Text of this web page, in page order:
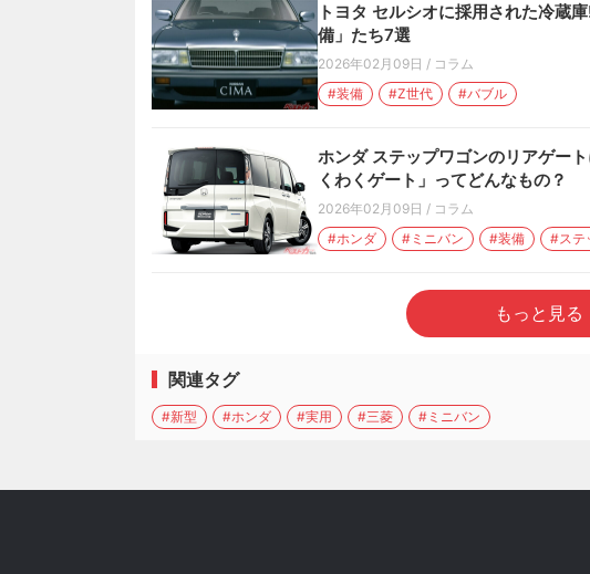
トヨタ セルシオに採用された冷蔵
備」たち7選
2026年02月09日 / コラム
#装備
#Z世代 #バブル
ホンダ ステップワゴンのリアゲー
くわくゲート」ってどんなもの？
2026年02月09日 / コラム
#ホンダ
#ミニバン #装備 #ステ
もっと見る
関連タグ
#新型 #ホンダ #実用 #三菱 #ミニバン